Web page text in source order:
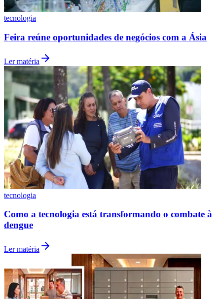
Flamengo
Fluminense
tecnologia
Feira reúne oportunidades de negócios com a Ásia
Ler matéria
tecnologia
Como a tecnologia está transformando o combate à
dengue
Ler matéria